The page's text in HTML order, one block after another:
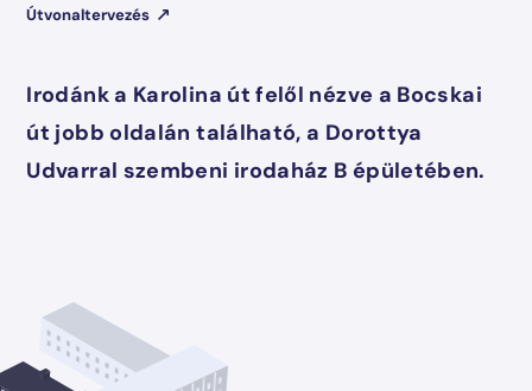
Útvonaltervezés
Irodánk a Karolina út felől nézve a Bocskai
út jobb oldalán található, a Dorottya
Udvarral szembeni irodaház B épületében.